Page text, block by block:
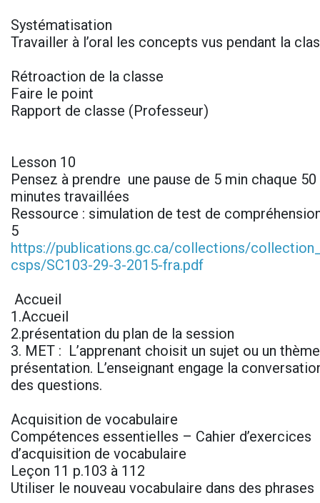
Systématisation
Travailler à l’oral les concepts vus pendant la
Rétroaction de la classe
Faire le point
Rapport de classe (Professeur)
Lesson 10
Pensez à prendre une pause de 5 min chaque 50
minutes travaillées
Ressource : simulation de test de
5
https://publications.gc.ca/collections/
csps/SC103-29-3-2015-fra.pdf
Accueil
1.Accueil
2.présentation du plan de la session
3. MET : L’apprenant choisit un sujet ou un
présentation. L’enseignant engage la
des questions.
Acquisition de vocabulaire
Compétences essentielles – Cahier d’exercices
d’acquisition de vocabulaire
Leçon 11 p.103 à 112
Utiliser le nouveau vocabulaire dans des phrases